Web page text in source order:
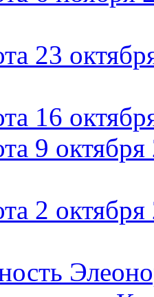
23
16
9
2